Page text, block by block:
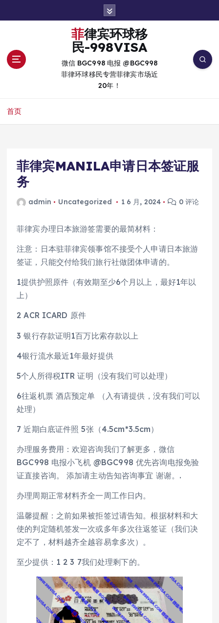
菲律宾环球移
民-998VISA
微信 BGC998 电报 @BGC998
菲律环球移民专营菲律宾市场近
20年！
首页
菲律宾MANILA申请日本签证服
务
admin Uncategorized 1 6 月, 2024 0 评论
菲律宾办理日本旅游签需要的最简材料：
注意：日本驻菲律宾领事馆不接受个人申请日本旅游
签证，只能交付给我们旅行社做团体申请的。
1提供护照原件（有效期至少6个月以上，最好1年以
上）
2 ACR ICARD 原件
3 银行存款证明1百万比索存款以上
4银行流水最近1年最好提供
5个人所得税ITR 证明（没有我们可以处理）
6往返机票 酒店预定单 （入有请提供，没有我们可以
处理）
7 近期白底证件照 5张（4.5cm*3.5cm）
办理服务费用：欢迎咨询我们了解更多，微信
BGC998 电报小飞机 @BGC998 优先咨询电报免验
证直接咨询。 添加请主动告知咨询事宜 谢谢。.
办理周期正常材料齐全一周工作日内。
温馨提醒：之前如果被拒签过请告知。根据材料和大
使的判定随机签发一次或多年多次往返签证（我们决
定不了，材料越齐全越容易拿多次）。
至少提供：1 2 3 7我们处理剩下的。